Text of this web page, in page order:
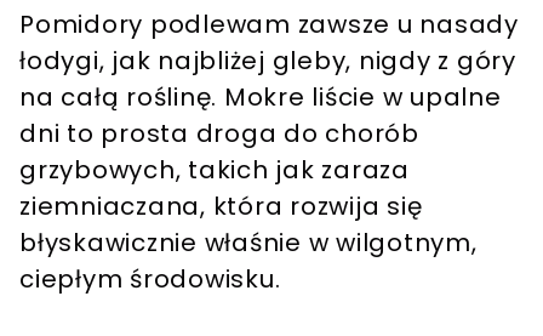
Pomidory podlewam zawsze u nasady
łodygi, jak najbliżej gleby, nigdy z góry
na całą roślinę. Mokre liście w upalne
dni to prosta droga do chorób
grzybowych, takich jak zaraza
ziemniaczana, która rozwija się
błyskawicznie właśnie w wilgotnym,
ciepłym środowisku.